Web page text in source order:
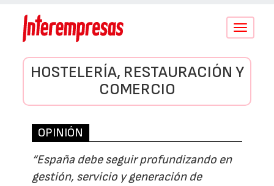
Conmutar
HOSTELERÍA, RESTAURACIÓN Y
COMERCIO
OPINIÓN
“España debe seguir profundizando en
gestión, servicio y generación de